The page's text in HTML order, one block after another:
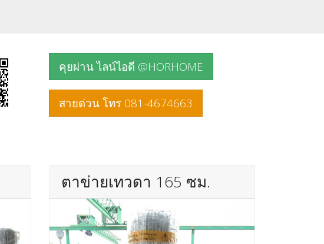
คุยผ่าน ไลน์ไอดี @HORHOME
สายด่วน โทร 081-4674663
ตาข่ายเทวดา 165 ซม.